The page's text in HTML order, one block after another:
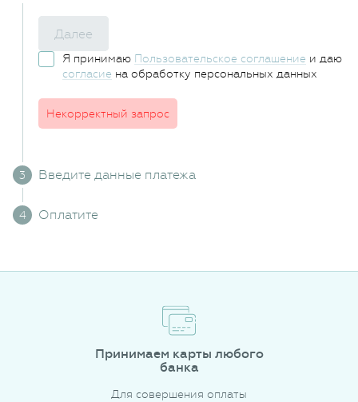
Далее
Я принимаю Пользовательское соглашение и даю
согласие на обработку персональных данных
Некорректный запрос
Введите данные платежа
Оплатите
Принимаем карты любого
банка
Для совершения оплаты